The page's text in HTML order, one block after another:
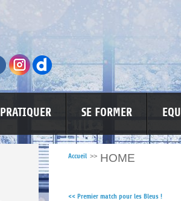
PRATIQUER SE FORMER
LUTTE CONTRE LES VIOLENCES
Accueil >> HOME
<< Premier match pour les Bleus !